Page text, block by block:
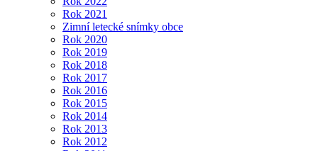
Rok 2021
Zimní letecké snímky obce
Rok 2020
Rok 2019
Rok 2018
Rok 2017
Rok 2016
Rok 2015
Rok 2014
Rok 2013
Rok 2012